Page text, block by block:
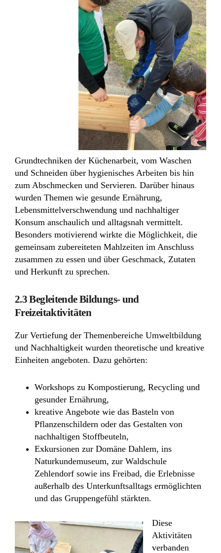
Grundtechniken der Küchenarbeit, vom Waschen
und Schneiden über hygienisches Arbeiten bis hin
zum Abschmecken und Servieren. Darüber hinaus
wurden Themen wie gesunde Ernährung,
Lebensmittelverschwendung und nachhaltiger
Konsum anschaulich und alltagsnah vermittelt.
Besonders motivierend wirkte die Möglichkeit, die
gemeinsam zubereiteten Mahlzeiten im Anschluss
zusammen zu essen und über Geschmack, Zutaten
und Herkunft zu sprechen.
2.3 Begleitende Bildungs- und
Freizeitaktivitäten
Zur Vertiefung der Themenbereiche Umweltbildung
und Nachhaltigkeit wurden theoretische und kreative
Einheiten angeboten. Dazu gehörten:
Workshops zu Kompostierung, Recycling und
gesunder Ernährung,
kreative Angebote wie das Basteln von
Pflanzenschildern oder das Gestalten von
nachhaltigen Stoffbeuteln,
Exkursionen zur Domäne Dahlem, ins
Naturkundemuseum, zur Waldschule
Zehlendorf sowie ins Freibad, die Erlebnisse
außerhalb des Unterkunftsalltags ermöglichten
und das Gruppengefühl stärkten.
Diese
Aktivitäten
verbanden